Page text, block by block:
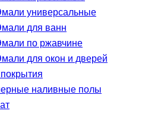
универсальные
для ванн
по ржавчине
для окон и дверей
наливные полы